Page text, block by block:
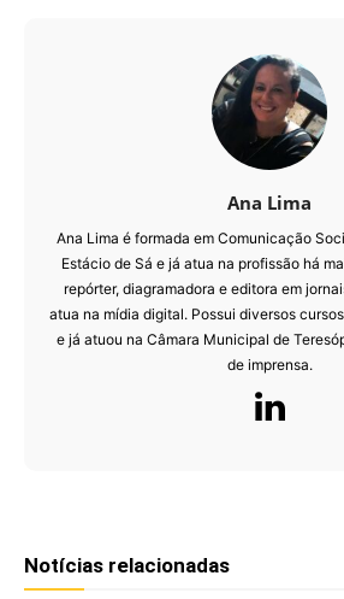
Ana Lima
Ana Lima é formada em Comunicação
Estácio de Sá e já atua na profissão há
repórter, diagramadora e editora em
atua na mídia digital. Possui diversos
e já atuou na Câmara Municipal de
de imprensa.
Notícias relacionadas